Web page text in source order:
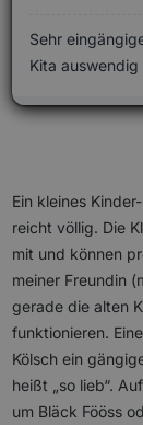
Sehr
Kita auswendig
Ein kleines
reicht völlig. Die
mit und können
meiner Freundin
gerade die alten
funktionieren.
Kölsch ein
heißt „so lieb“.
um Bläck Fööss